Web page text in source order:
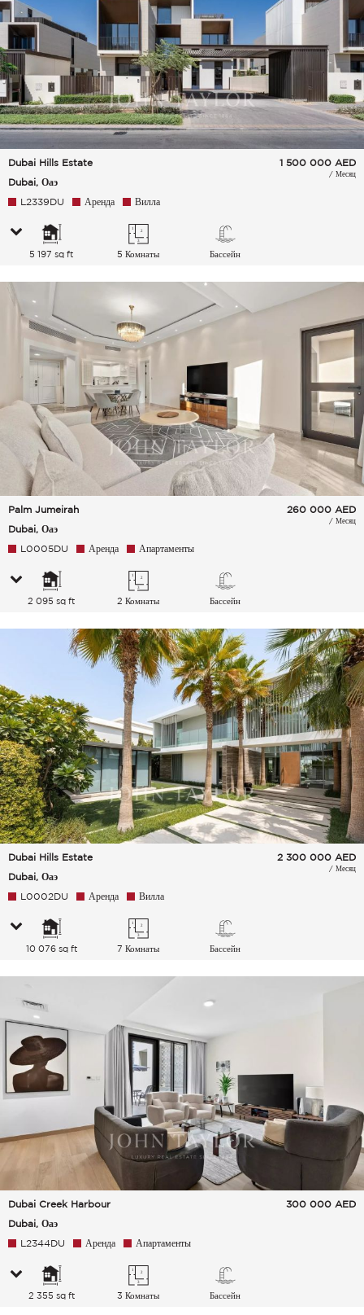
Dubai Hills Estate
Dubai, Оаэ
1 500 000 AED
/ Месяц
L2339DU Аренда Вилла
5 197 sq ft 5 Комнаты Бассейн
Palm Jumeirah
Dubai, Оаэ
260 000 AED
/ Месяц
L0005DU Аренда Апартаменты
2 095 sq ft 2 Комнаты Бассейн
Dubai Hills Estate
Dubai, Оаэ
2 300 000 AED
/ Месяц
L0002DU Аренда Вилла
10 076 sq ft 7 Комнаты Бассейн
Dubai Creek Harbour
Dubai, Оаэ
300 000 AED
L2344DU Аренда Апартаменты
2 355 sq ft 3 Комнаты Бассейн